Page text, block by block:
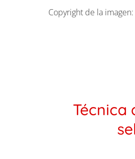
Copyright de la imagen:
Técnica